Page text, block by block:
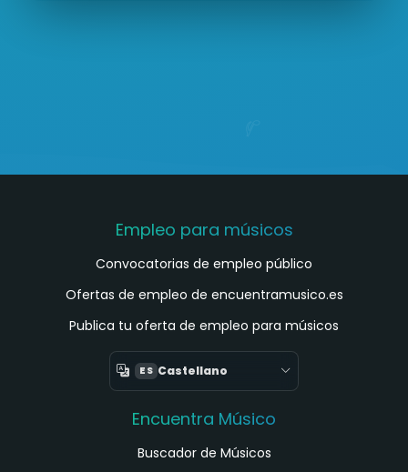
Empleo para músicos
Convocatorias de empleo público
Ofertas de empleo de encuentramusico.es
Publica tu oferta de empleo para músicos
ES Castellano
Encuentra Músico
Buscador de Músicos